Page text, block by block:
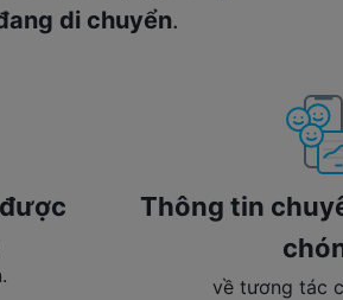
di chuyển.
Thông tin
về tương tác